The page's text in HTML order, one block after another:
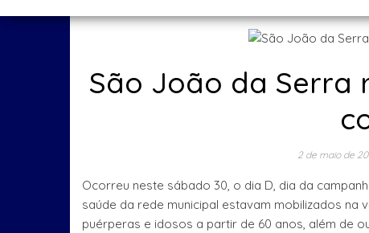
São João da Serra
2 de maio de
Ocorreu neste sábado 30, o dia D, dia da
saúde da rede municipal estavam mobilizados na
puérperas e idosos a partir de 60 anos, além de